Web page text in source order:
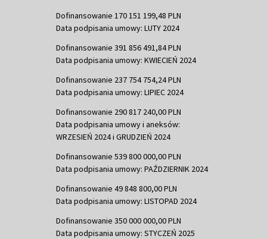
Dofinansowanie 170 151 199,48 PLN
Data podpisania umowy: LUTY 2024
Dofinansowanie 391 856 491,84 PLN
Data podpisania umowy: KWIECIEŃ 2024
Dofinansowanie 237 754 754,24 PLN
Data podpisania umowy: LIPIEC 2024
Dofinansowanie 290 817 240,00 PLN
Data podpisania umowy i aneksów:
WRZESIEŃ 2024 i GRUDZIEŃ 2024
Dofinansowanie 539 800 000,00 PLN
Data podpisania umowy: PAŹDZIERNIK 2024
Dofinansowanie 49 848 800,00 PLN
Data podpisania umowy: LISTOPAD 2024
Dofinansowanie 350 000 000,00 PLN
Data podpisania umowy: STYCZEŃ 2025